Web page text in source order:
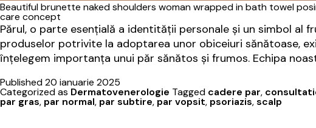
Beautiful brunette naked shoulders woman wrapped in bath towel
care concept
Părul, o parte esențială a identității personale și un simbol al
produselor potrivite la adoptarea unor obiceiuri sănătoase,
înțelegem importanța unui păr sănătos și frumos. Echipa
Published20 ianuarie 2025
Categorized as Dermatovenerologie Tagged cadere par,
par gras, par normal, par subtire, par vopsit, psoriazis,scalp